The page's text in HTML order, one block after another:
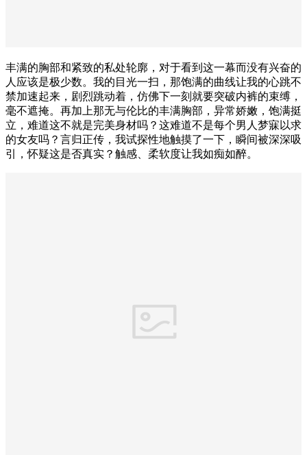
丰满的胸部和紧致的私处轮廓，对于看到这一幕而没有兴奋的
人应该是极少数。我的目光一扫，那饱满的曲线让我的心跳不
禁加速起来，剧烈跳动着，仿佛下一刻就要突破内裤的束缚，
毫不遮掩。再加上那无与伦比的丰满胸部，异常娇嫩，饱满挺
立，难道这不就是完美身材吗？这难道不是每个男人梦寐以求
的女友吗？言归正传，我试探性地触摸了一下，瞬间被深深吸
引，怀疑这是否真实？触感、柔软度让我如痴如醉。